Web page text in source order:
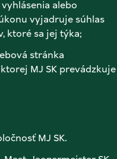
alebo
vyjadruje súhlas
ktoré sa jej týka;
stránka
MJ SK prevádzkuje
MJ SK.